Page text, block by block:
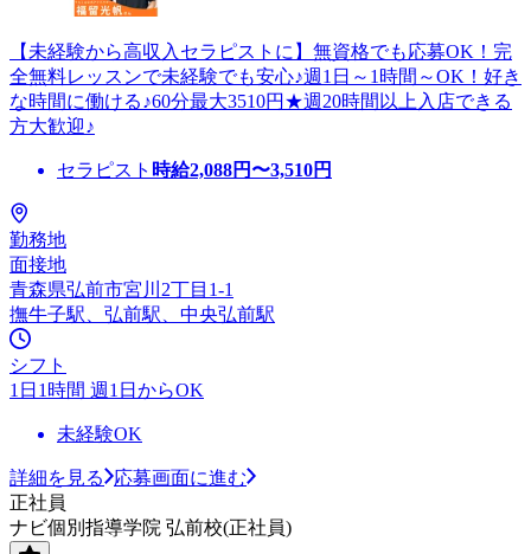
【未経験から高収入セラピストに】無資格でも応募OK！完
全無料レッスンで未経験でも安心♪週1日～1時間～OK！好き
な時間に働ける♪60分最大3510円★週20時間以上入店できる
方大歓迎♪
セラピスト 時給2,088円〜3,510円
勤務地
面接地
青森県弘前市宮川2丁目1-1
撫牛子駅、弘前駅、中央弘前駅
シフト
1日1時間 週1日からOK
未経験OK
詳細を見る
応募画面に進む
正社員
ナビ個別指導学院 弘前校(正社員)